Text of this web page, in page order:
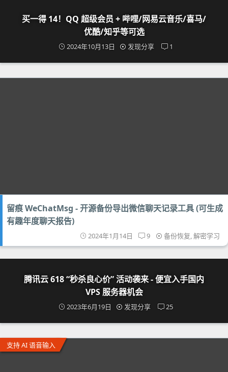
买一得 14！QQ 超级会员 + 哔哩/网易云音乐/喜马/
优酷/知乎等可选
2024年10月13日 发现分享 1
留痕 WeChatMsg - 开源备份导出微信聊天记录工具 (可生成
有趣年度聊天报告)
2024年1月14日 9 备份恢复,解密学习
腾讯云 618 “秒杀良心价” 活动袭来 - 便宜入手国内
VPS 服务器机会
2023年6月19日 发现分享 25
支持 AI 语音输入